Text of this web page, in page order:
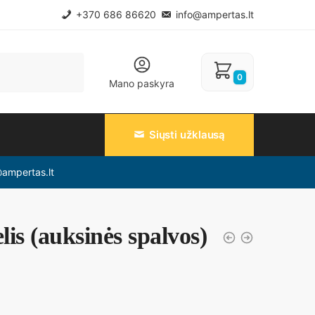
+370 686 86620 info@ampertas.lt
Mano paskyra
0
Siųsti užklausą
(auksinės spalvos)